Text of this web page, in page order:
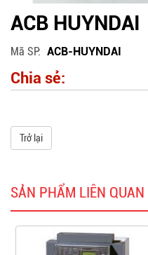
ACB HUYNDAI
Mã SP ACB-HUYNDAI
Chia sẻ:
Trở lại
SẢN PHẨM LIÊN QUAN